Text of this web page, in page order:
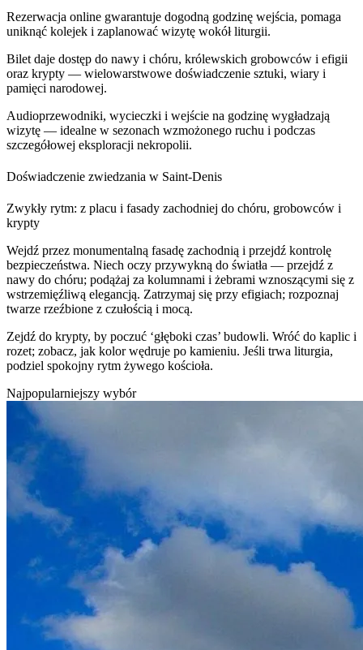
Rezerwacja online gwarantuje dogodną godzinę wejścia, pomaga
uniknąć kolejek i zaplanować wizytę wokół liturgii.
Bilet daje dostęp do nawy i chóru, królewskich grobowców i efigii
oraz krypty — wielowarstwowe doświadczenie sztuki, wiary i
pamięci narodowej.
Audioprzewodniki, wycieczki i wejście na godzinę wygładzają
wizytę — idealne w sezonach wzmożonego ruchu i podczas
szczegółowej eksploracji nekropolii.
Doświadczenie zwiedzania w Saint‑Denis
Zwykły rytm: z placu i fasady zachodniej do chóru, grobowców i
krypty
Wejdź przez monumentalną fasadę zachodnią i przejdź kontrolę
bezpieczeństwa. Niech oczy przywykną do światła — przejdź z
nawy do chóru; podążaj za kolumnami i żebrami wznoszącymi się z
wstrzemięźliwą elegancją. Zatrzymaj się przy efigiach; rozpoznaj
twarze rzeźbione z czułością i mocą.
Zejdź do krypty, by poczuć ‘głęboki czas’ budowli. Wróć do kaplic i
rozet; zobacz, jak kolor wędruje po kamieniu. Jeśli trwa liturgia,
podziel spokojny rytm żywego kościoła.
Najpopularniejszy wybór